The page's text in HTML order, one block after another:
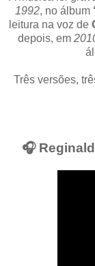
1992, no álbum
leitura na voz de
depois, em
Três versões,
🎧